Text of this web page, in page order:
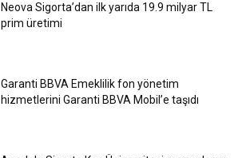
Neova Sigorta’dan ilk yarıda 19.9 milyar TL
prim üretimi
Garanti BBVA Emeklilik fon yönetim
hizmetlerini Garanti BBVA Mobil’e taşıdı